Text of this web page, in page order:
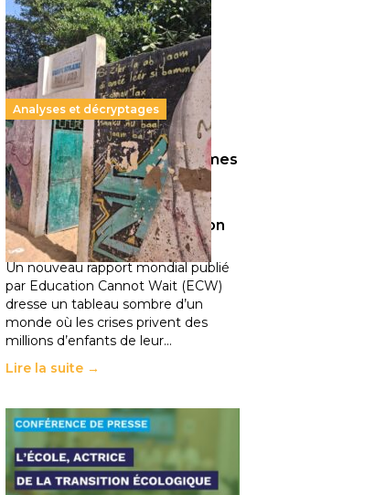
Analyses et décryptages
258 millions d’enfants victimes
de la guerre, des chocs
climatiques et des
déplacements de population
11 juillet 2026 -National
Un nouveau rapport mondial publié
par Education Cannot Wait (ECW)
dresse un tableau sombre d’un
monde où les crises privent des
millions d’enfants de leur…
Lire la suite →